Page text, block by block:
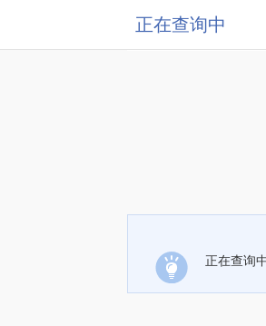
正在查询中
正在查询